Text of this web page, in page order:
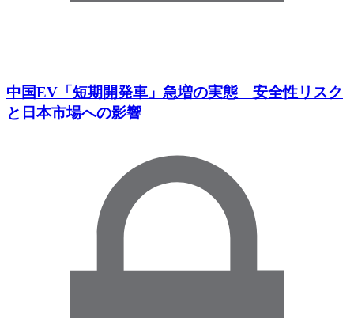
中国EV「短期開発車」急増の実態 安全性リスク
と日本市場への影響